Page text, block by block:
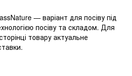
— варіант для посіву під
посіву та складом. Для
товару актуальне